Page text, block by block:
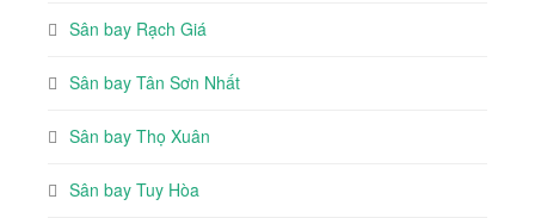
Sân bay Rạch Giá
Sân bay Tân Sơn Nhất
Sân bay Thọ Xuân
Sân bay Tuy Hòa